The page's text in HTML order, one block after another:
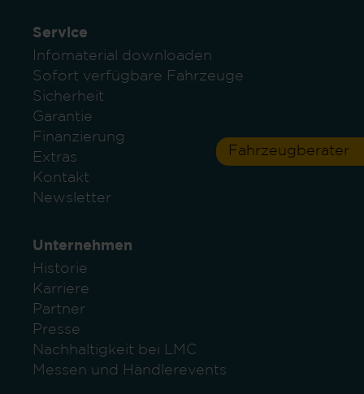
Fahrzeugberater
Service
Infomaterial downloaden
Sofort verfügbare Fahrzeuge
Sicherheit
Garantie
Finanzierung
Extras
Kontakt
Newsletter
Unternehmen
Historie
Karriere
Partner
Presse
Nachhaltigkeit bei LMC
Messen und Händlerevents